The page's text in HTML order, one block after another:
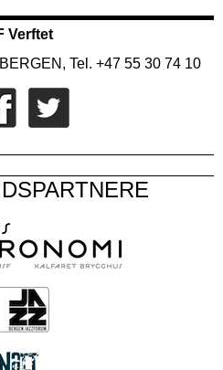
Verftet
Tel. +47 55 30 74 10